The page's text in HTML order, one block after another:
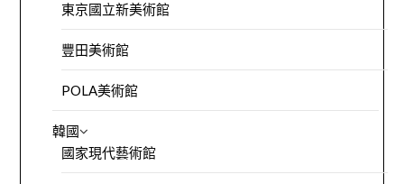
東京國立新美術館
豐田美術館
POLA美術館
韓國
國家現代藝術館